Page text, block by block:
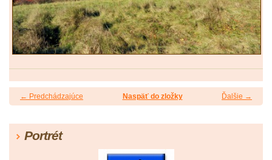
← Predchádzajúce Ďalšie →
Naspäť do zložky
Portrét